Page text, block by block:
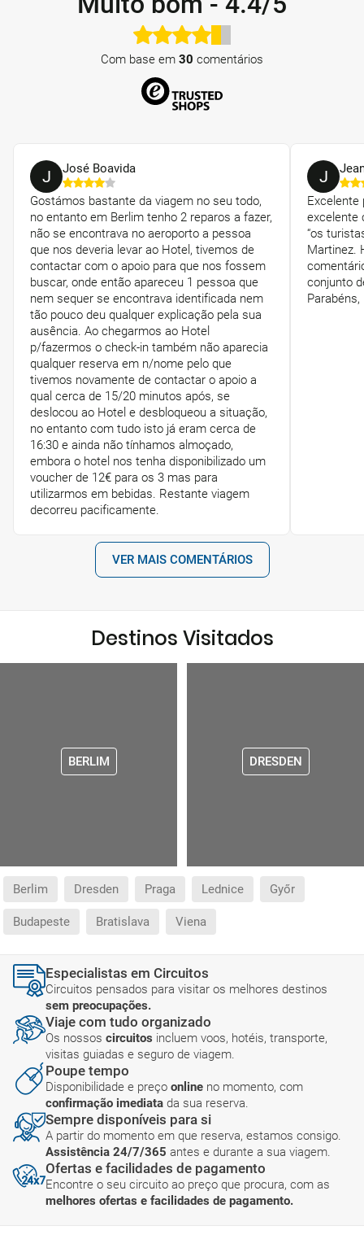
Com base em 30 comentários
J José Boavida
Gostámos bastante da viagem no seu todo,
no entanto em Berlim tenho 2 reparos a fazer,
não se encontrava no aeroporto a pessoa
que nos deveria levar ao Hotel, tivemos de
contactar com o apoio para que nos fossem
buscar, onde então apareceu 1 pessoa que
nem sequer se encontrava identificada nem
tão pouco deu qualquer explicação pela sua
ausência. Ao chegarmos ao Hotel
p/fazermos o check-in também não aparecia
qualquer reserva em n/nome pelo que
tivemos novamente de contactar o apoio a
qual cerca de 15/20 minutos após, se
deslocou ao Hotel e desbloqueou a situação,
no entanto com tudo isto já eram cerca de
16:30 e ainda não tínhamos almoçado,
embora o hotel nos tenha disponibilizado um
voucher de 12€ para os 3 mas para
utilizarmos em bebidas. Restante viagem
decorreu pacificamente.
J
excelente
“os
Martinez.
conjunto
Parabéns,
VER MAIS COMENTÁRIOS
Destinos Visitados
BERLIM DRESDEN
Berlim Dresden Praga Lednice Győr
Budapeste Bratislava Viena
Especialistas em Circuitos
Circuitos pensados para visitar os melhores destinos
sem preocupações.
Viaje com tudo organizado
Os nossos circuitos incluem voos, hotéis, transporte,
visitas guiadas e seguro de viagem.
Poupe tempo
Disponibilidade e preço online no momento, com
confirmação imediata da sua reserva.
Sempre disponíveis para si
A partir do momento em que reserva, estamos consigo.
Assistência 24/7/365 antes e durante a sua viagem.
Ofertas e facilidades de pagamento
Encontre o seu circuito ao preço que procura, com as
melhores ofertas e facilidades de pagamento.